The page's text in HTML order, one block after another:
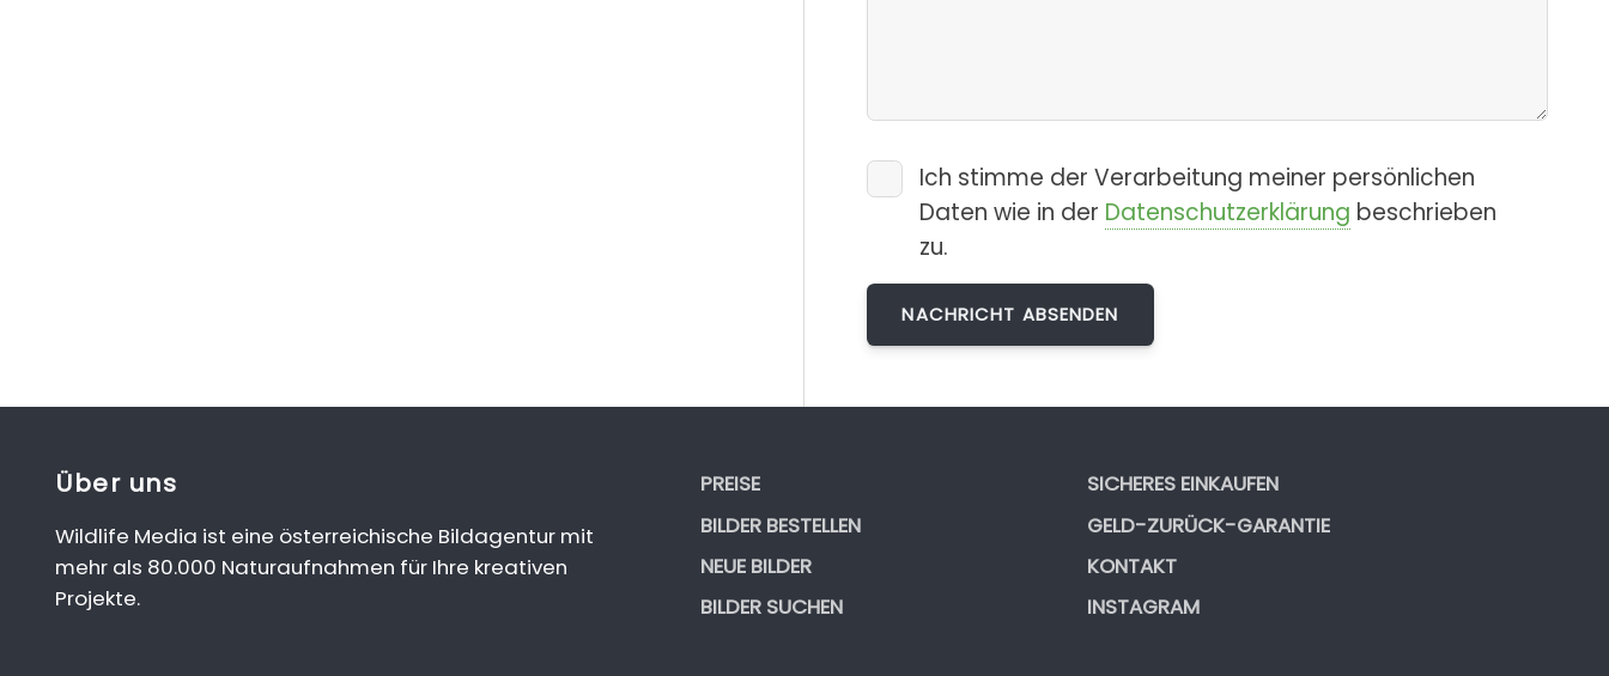
Ich stimme der Verarbeitung meiner persönlichen
Daten wie in der Datenschutzerklärung beschrieben
zu.
Über uns
Wildlife Media ist eine österreichische Bildagentur mit
mehr als 80.000 Naturaufnahmen für Ihre kreativen
Projekte.
PREISE
BILDER BESTELLEN
NEUE BILDER
BILDER SUCHEN
SICHERES EINKAUFEN
GELD-ZURÜCK-GARANTIE
KONTAKT
INSTAGRAM